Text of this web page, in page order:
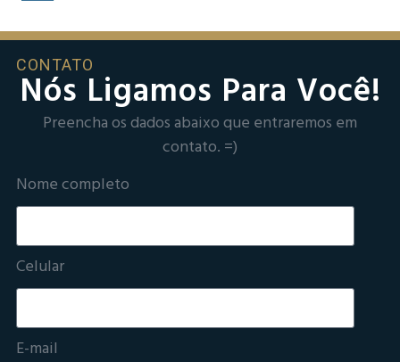
CONTATO
Nós Ligamos Para Você!
Preencha os dados abaixo que entraremos em
contato. =)
Nome completo
Celular
E-mail